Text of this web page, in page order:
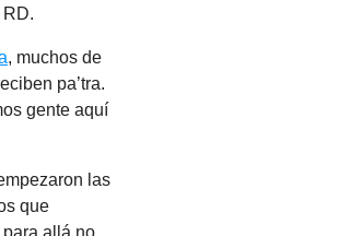
, muchos de
pa’tra.
gente aquí
las
que